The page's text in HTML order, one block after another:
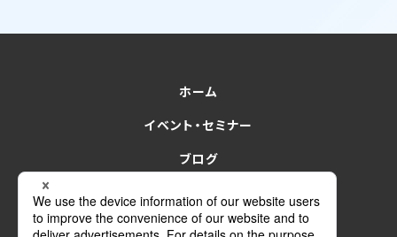
ホーム
イベント・セミナー
ブログ
for Sales
for finance